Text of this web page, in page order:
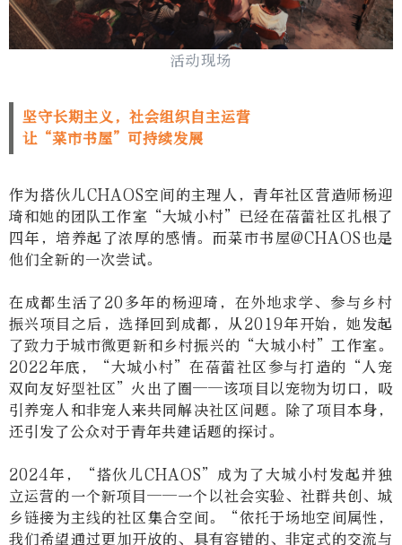
活动现场
坚守长期主义，社会组织自主运营
让“菜市书屋”可持续发展
作为搭伙儿CHAOS空间的主理人，青年社区营造师杨迎
琦和她的团队工作室 “大城小村”
已经在蓓蕾社区扎根了
四年，培养起了浓厚的感情。而菜市书屋@CHAOS也是
他们全新的一次尝试。
在成都生活了 20 多年的杨迎琦，在外地求学、参与乡村
振兴项目之后，选择回到成都，从2019年开始，她发起
了致力于城市微更新和乡村振兴的 “大城小村” 工作室。
2022年底， “大城小村” 在蓓蕾社区参与打造的 “ 人宠
双向友好型社区” 火出了圈——该项目以宠物为切口，吸
引养宠人和非宠人来共同解决社区问题。除了项目本身，
还引发了公众对于青年共建话题的探讨。
2024年， “搭伙儿CHAOS” 成为了大城小村发起并独
立运营的一个新项目——一个以社会实验、社群共创、城
乡链接为主线的社区集合空间。
“依托于场地空间属性，
我们希望通过更加开放的、具有容错的、非定式的交流与